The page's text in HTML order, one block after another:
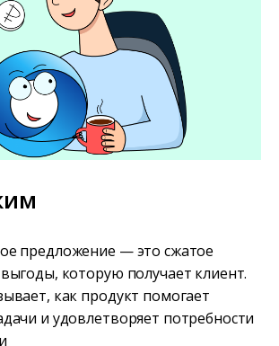
предложение — это сжатое
которую получает клиент.
как продукт помогает
и удовлетворяет потребности